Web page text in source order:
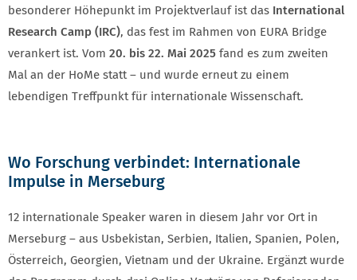
besonderer Höhepunkt im Projektverlauf ist das International
Research Camp (IRC), das fest im Rahmen von EURA Bridge
verankert ist. Vom 20. bis 22. Mai 2025 fand es zum zweiten
Mal an der HoMe statt – und wurde erneut zu einem
lebendigen Treffpunkt für internationale Wissenschaft.
Wo Forschung verbindet: Internationale
Impulse in Merseburg
12 internationale Speaker waren in diesem Jahr vor Ort in
Merseburg – aus Usbekistan, Serbien, Italien, Spanien, Polen,
Österreich, Georgien, Vietnam und der Ukraine. Ergänzt wurde